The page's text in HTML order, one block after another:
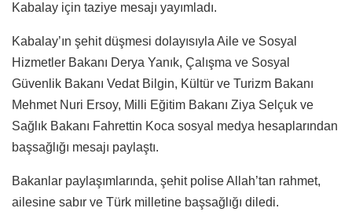
Kabalay için taziye mesajı yayımladı.
Kabalay’ın şehit düşmesi dolayısıyla Aile ve Sosyal
Hizmetler Bakanı Derya Yanık, Çalışma ve Sosyal
Güvenlik Bakanı Vedat Bilgin, Kültür ve Turizm Bakanı
Mehmet Nuri Ersoy, Milli Eğitim Bakanı Ziya Selçuk ve
Sağlık Bakanı Fahrettin Koca sosyal medya hesaplarından
başsağlığı mesajı paylaştı.
Bakanlar paylaşımlarında, şehit polise Allah’tan rahmet,
ailesine sabır ve Türk milletine başsağlığı diledi.